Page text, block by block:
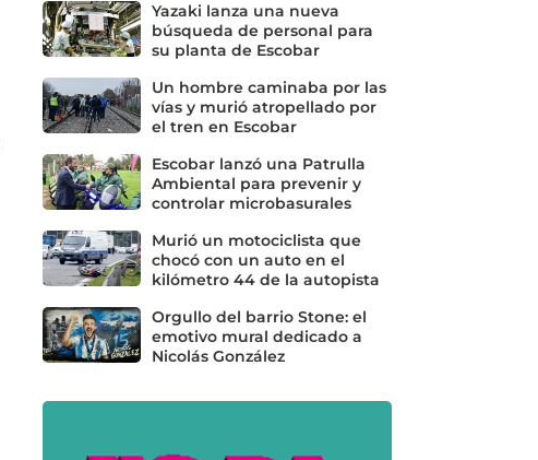
Yazaki lanza una nueva
búsqueda de personal para
su planta de Escobar
Un hombre caminaba por las
vías y murió atropellado por
el tren en Escobar
Escobar lanzó una Patrulla
Ambiental para prevenir y
controlar microbasurales
Murió un motociclista que
chocó con un auto en el
kilómetro 44 de la autopista
Orgullo del barrio Stone: el
emotivo mural dedicado a
Nicolás González